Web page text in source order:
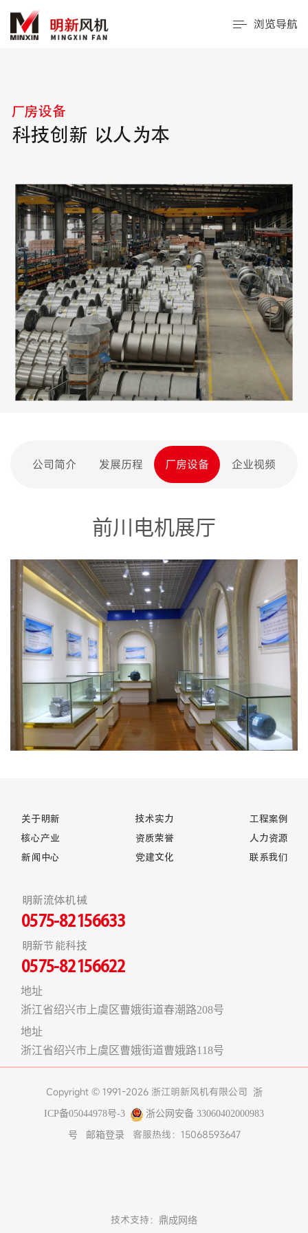
浏览导航
厂房设备
科技创新 以人为本
公司简介 发展历程 厂房设备 企业视频
前川电机展厅
关于明新
核心产业
新闻中心
技术实力
资质荣誉
党建文化
工程案例
人力资源
联系我们
明新流体机械
0575-82156633
明新节能科技
0575-82156622
地址
浙江省绍兴市上虞区曹娥街道春潮路208号
地址
浙江省绍兴市上虞区曹娥街道曹娥路118号
Copyright © 1991-2026 浙江明新风机有限公司 浙
ICP备05044978号-3 浙公网安备 33060402000983
号 邮箱登录
客服热线：15068593647
技术支持： 鼎成网络